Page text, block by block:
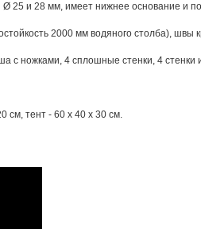
Ø 25 и 28 мм, имеет нижнее основание и
2000 мм водяного столба), швы
с ножками, 4 сплошные стенки, 4 стенки
см, тент - 60 х 40 х 30 см.